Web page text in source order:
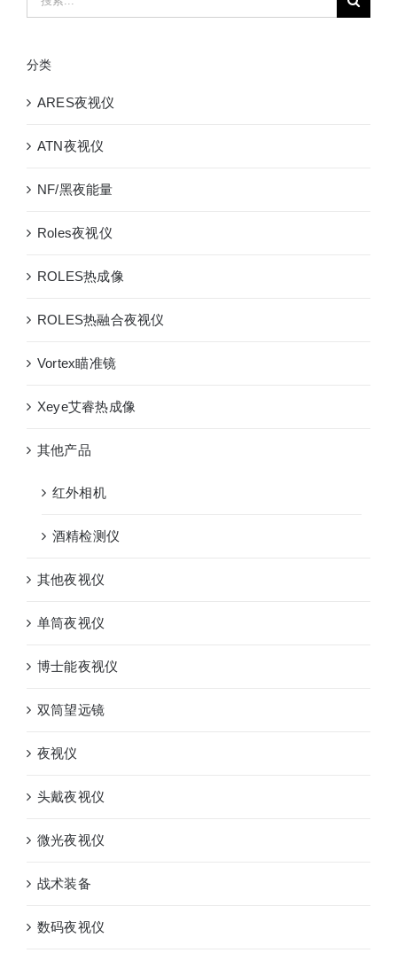
索：
分类
ARES夜视仪
ATN夜视仪
NF/黑夜能量
Roles夜视仪
ROLES热成像
ROLES热融合夜视仪
Vortex瞄准镜
Xeye艾睿热成像
其他产品
红外相机
酒精检测仪
其他夜视仪
单筒夜视仪
博士能夜视仪
双筒望远镜
夜视仪
头戴夜视仪
微光夜视仪
战术装备
数码夜视仪